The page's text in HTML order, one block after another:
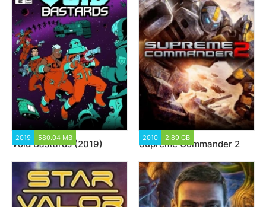
2019 580.04 MB
Void Bastards (2019)
2010 2.89 GB
Supreme Commander 2